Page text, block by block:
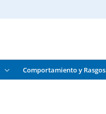
Comportamiento y Rasgos